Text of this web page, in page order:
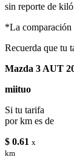
sin reporte de
*La comparación
Recuerda que tu
Mazda 3 AUT
miituo
Si tu tarifa
por km es de
$ 0.61 x
km